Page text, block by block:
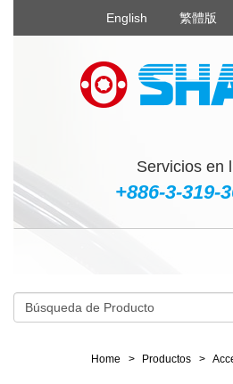
English 繁體版
Servicios en
+886-3-319-
Home Productos